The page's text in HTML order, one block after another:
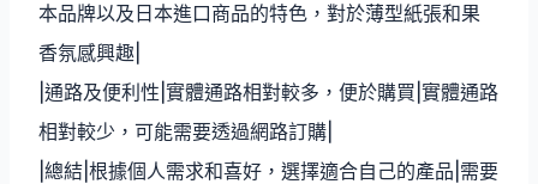
本品牌以及日本進口商品的特色，對於薄型紙張和果
香氛感興趣|
|通路及便利性|實體通路相對較多，便於購買|實體通路
相對較少，可能需要透過網路訂購|
|總結|根據個人需求和喜好，選擇適合自己的產品|需要